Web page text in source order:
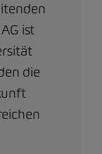
ist
die